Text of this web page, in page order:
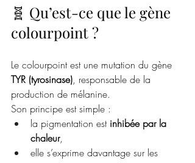
🧬 Qu’est-ce que le gène
colourpoint ?
Le colourpoint est une mutation du gène
TYR (tyrosinase), responsable de la
production de mélanine.
Son principe est simple :
la pigmentation est inhibée par la
chaleur,
elle s’exprime davantage sur les